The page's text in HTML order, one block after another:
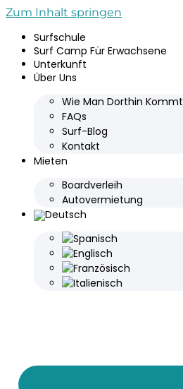
Zum Inhalt springen
Surfschule
Surf Camp Für Erwachsene
Unterkunft
Über Uns
Wie Man Dorthin Kommt
FAQs
Surf-Blog
Kontakt
Mieten
Boardverleih
Autovermietung